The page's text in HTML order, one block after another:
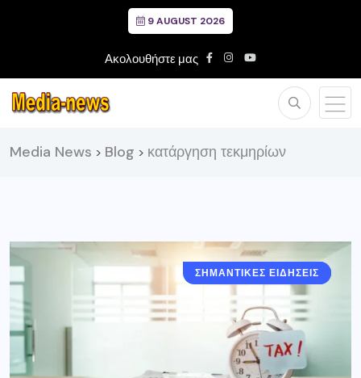
9 AUGUST 2026
Ακολουθήστε μας
Media News > Blog > κατάργηση τεκμηρίων
ΕΛΛΑΔΑ
ΣΗΜΑΝΤΙΚΈΣ ΕΙΔΉΣΕΙΣ